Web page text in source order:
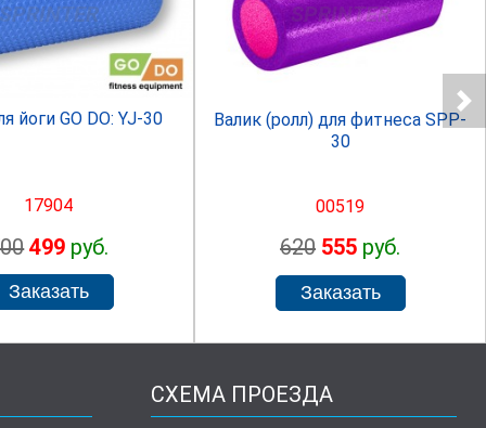
SPRINTER
йоги GO DO: YJ-30
17904
499 руб.
SPRINTER
Валик (ролл) для фитнеса SPP-
30
00519
620 555 руб.
СХЕМА ПРОЕЗДА